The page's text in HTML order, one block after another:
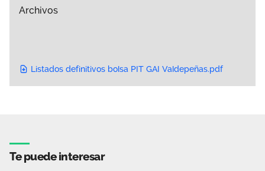
Archivos
Listados definitivos bolsa PIT GAI Valdepeñas.pdf
Te puede interesar